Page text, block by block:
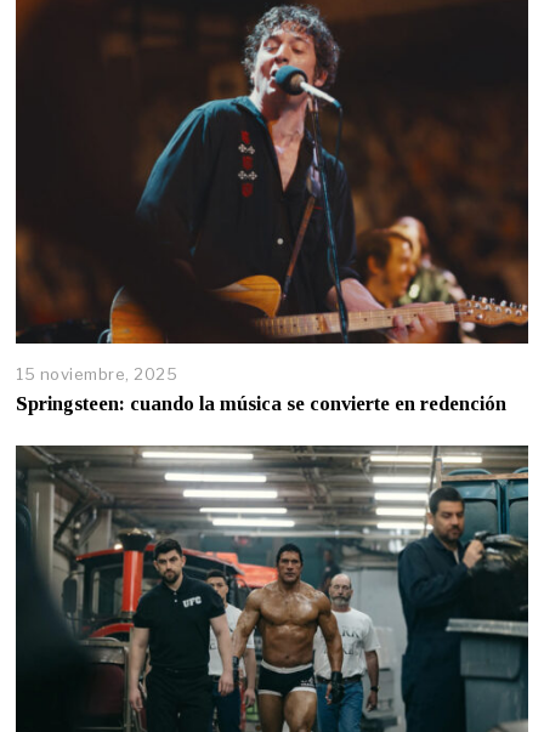
15 noviembre, 2025
Springsteen: cuando la música se convierte en redención